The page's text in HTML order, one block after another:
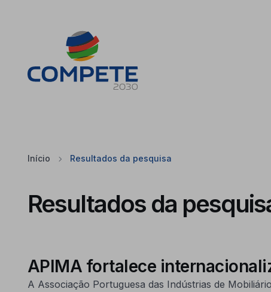
Início Resultados da pesquisa
Resultados da
APIMA fortalece
A Associação Portuguesa das Indústrias de